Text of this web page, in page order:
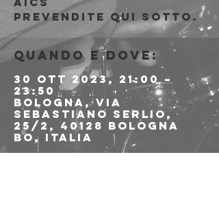
Prevendite qui sotto.
Quando e dove:
30 ott 2023, 21:00 –
23:50
Bologna, Via
Sebastiano Serlio,
25/2, 40128 Bologna
BO, Italia